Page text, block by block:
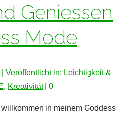
Geniessen
Mode
| Veröffentlicht in: Leichtigkeit &
, Kreativität 0
in meinem Goddess